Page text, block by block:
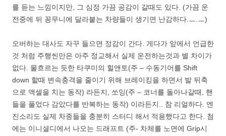
를 듣는 느낌이지만, 그 심정 가끔 공감이 갈때도 있다. (가끔 운
전중에 뒤 꽁무니에 달라붙는 차량들이 생기면 난감하다.ㅡ.ㅡ)
오버하는 대사도 자꾸 들으면 정감이 간다. 게다가 앞에서 언급한
것 처럼 주행씬만은 아주 정교해서 실제 운전하는것과 별 차이가
없다. 물흐르는 듯한 타쿠미의 힐앤토(주 – 수동기어를 Shift
down 할때 변속충격을 줄이기 위해 브레이킹을 하면서 발 뒤축
으로 액셀을 치는 동작) 라든지, 쏘잉(주 – 코너를 돌아나갈때, 핸
들을 풀었다 감았다를 반복하는 동작) 이라든지.. 참 리얼하다. 엔
진소리도 실제 차종들을 충분히 스터디 해서 적용했다고 한다. 첨
에는 이니셜디에서 나오는 드래프트 (주- 차체를 노면에 Grip시